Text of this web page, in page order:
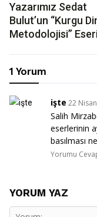
Yazarımız Sedat
Bulut’un “Kurgu
Metodolojisi” Eseri
1 Yorum
işte 22
Salih
eserlerinin
basılması
Yorumu
YORUM YAZ